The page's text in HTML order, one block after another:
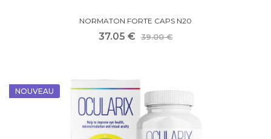
NORMATON FORTE CAPS N20
37.05 € 39.00 €
NOUVEAU